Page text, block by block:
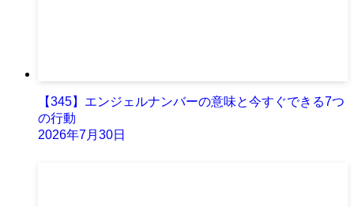
【345】エンジェルナンバーの意味と今すぐできる7つ
の行動
2026年7月30日